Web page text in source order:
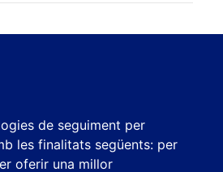
de seguiment per
les finalitats següents: per
oferir una millor
el material del terminal.